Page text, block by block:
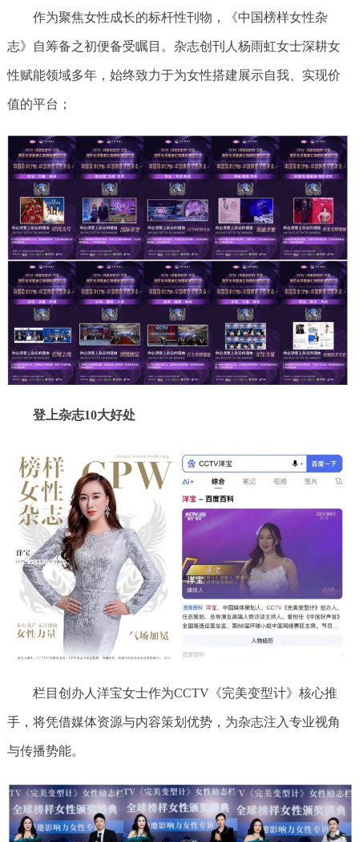
作为聚焦女性成长的标杆性刊物，《中国榜样女性杂
志》自筹备之初便备受瞩目。杂志创刊人杨雨虹女士深耕女
性赋能领域多年，始终致力于为女性搭建展示自我、实现价
值的平台；
登上杂志10大好处
栏目创办人洋宝女士作为CCTV《完美变型计》核心推
手，将凭借媒体资源与内容策划优势，为杂志注入专业视角
与传播势能。